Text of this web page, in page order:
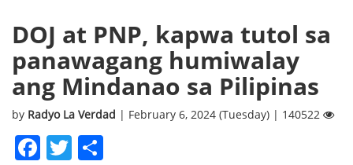
DOJ at PNP, kapwa tutol sa
panawagang humiwalay
ang Mindanao sa Pilipinas
by Radyo La Verdad | February 6, 2024 (Tuesday) | 140522
Facebook
Twitter